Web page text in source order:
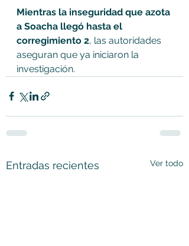
Mientras la inseguridad que azota
a Soacha llegó hasta el
corregimiento 2, las autoridades
aseguran que ya iniciaron la
investigación.
Entradas recientes Ver todo